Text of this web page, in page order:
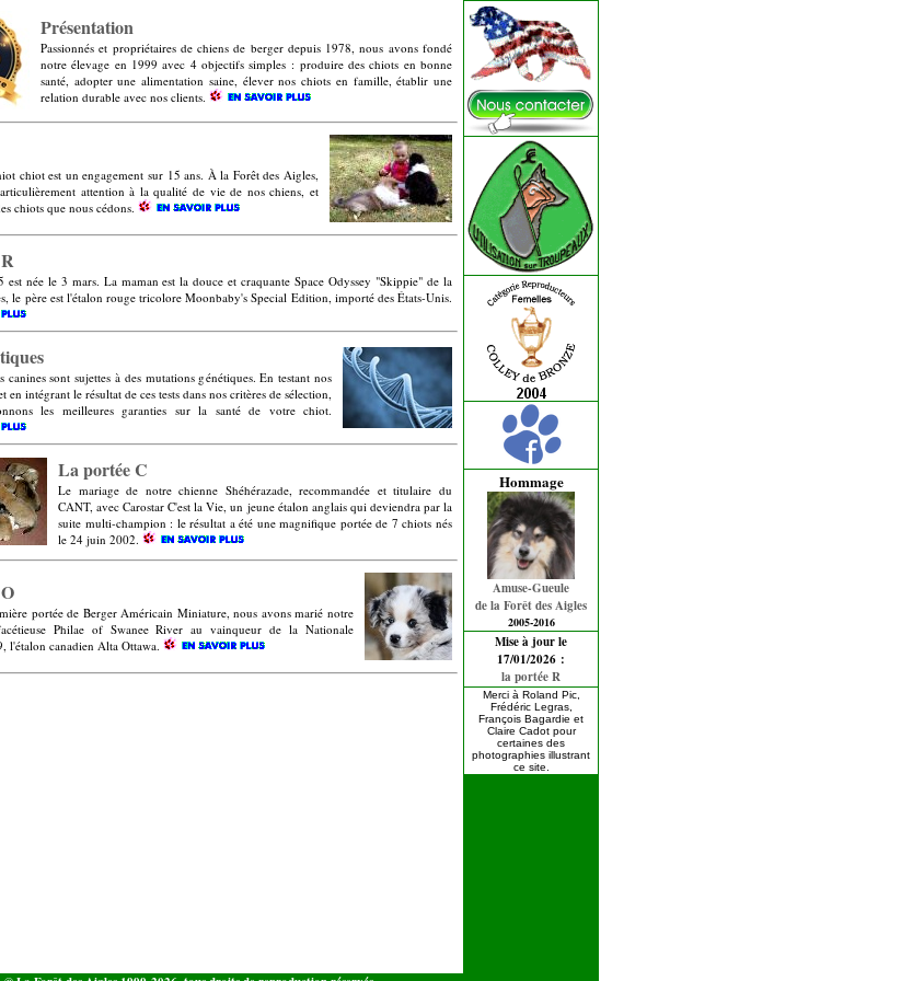
Présentation
Passionnés et propriétaires de chiens de berger depuis 1978, nous avons fondé
notre élevage en 1999 avec 4 objectifs simples : produire des chiots en bonne
santé, adopter une alimentation saine, élever nos chiots en famille, établir une
relation durable avec nos clients.
chiot est un engagement sur 15 ans. À la Forêt des Aigles,
attention à la qualité de vie de nos chiens, et
chiots que nous cédons.
est née le 3 mars. La maman est la douce et craquante Space Odyssey "Skippie" de la
le père est l'étalon rouge tricolore Moonbaby's Special Edition, importé des États-Unis.
canines sont sujettes à des mutations génétiques. En testant nos
en intégrant le résultat de ces tests dans nos critères de sélection,
les meilleures garanties sur la santé de votre chiot.
La portée C
Le mariage de notre chienne Shéhérazade, recommandée et titulaire du
CANT, avec Carostar C'est la Vie, un jeune étalon anglais qui deviendra par la
suite multi-champion : le résultat a été une magnifique portée de 7 chiots nés
le 24 juin 2002.
portée de Berger Américain Miniature, nous avons marié notre
Philae of Swanee River au vainqueur de la Nationale
l'étalon canadien Alta Ottawa.
Hommage
Amuse-Gueule
de la Forêt des Aigles
2005-2016
Mise à jour le
17/01/2026 :
la portée R
Merci à Roland Pic,
Frédéric Legras,
François Bagardie et
Claire Cadot pour
certaines des
photographies illustrant
ce site.